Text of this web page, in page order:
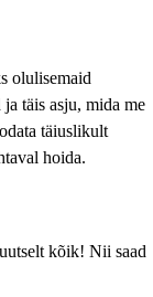
olulisemaid
täis asju, mida me
täiuslikult
hoida.
kõik! Nii saad